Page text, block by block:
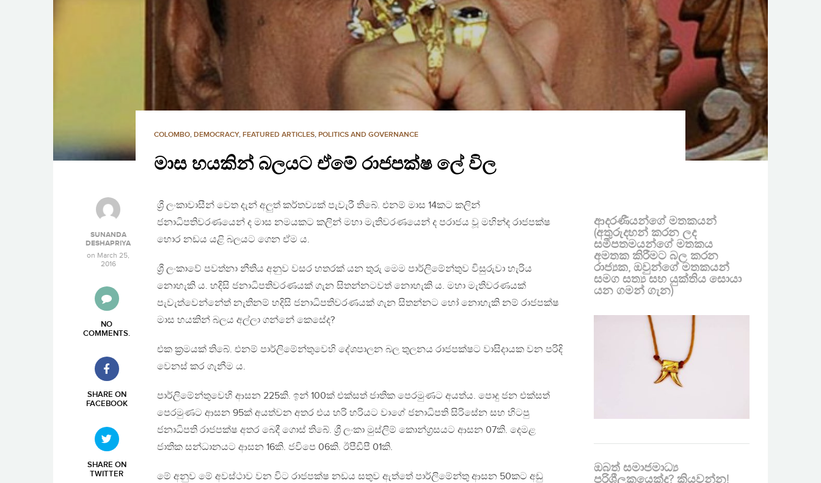
COLOMBO, DEMOCRACY, FEATURED ARTICLES, POLITICS AND GOVERNANCE
මාස හයකින් බලයට ඒමේ රාජපක්ෂ ලේ විල
SUNANDA
DESHAPRIYA
on March 25,
2016
NO
COMMENTS.
SHARE ON
FACEBOOK
SHARE ON
TWITTER
ශ්‍රී ලංකාවාසීන් වෙත දැන් අලුත් කර්තව්‍යක් පැවැරී තිබේ. එනම් මාස 14කට කලින්
ජනාධිපතිවරණයෙන් ද මාස නමයකට කලින් මහා මැතිවරණයෙන් ද පරාජය වූ මහින්ද රාජපක්ෂ
හොර නඩය යළි බලයට ගෙන ඒම ය.
ශ්‍රී ලංකාවේ පවත්නා නීතිය අනුව වසර හතරක් යන තුරු මෙම පාර්ලිමේන්තුව විසුරුවා හැරිය
නොහැකි ය. හදිසි ජනාධිපතිවරණයක් ගැන සිතන්නටවත් නොහැකි ය. මහා මැතිවරණයක්
පැවැත්වෙන්නේත් නැතිනම් හදිසි ජනාධිපතිවරණයක් ගැන සිතන්නට හෝ නොහැකි නම් රාජපක්ෂ
මාස හයකින් බලය අල්ලා ගන්නේ කෙසේද?
එක ක්‍රමයක් තිබේ. එනම් පාර්ලිමේන්තුවෙහි දේශපාලන බල තුලනය රාජපක්ෂට වාසිදායක වන පරිදි
වෙනස් කර ගැනීම ය.
පාර්ලිමේන්තුවෙහි ආසන 225කි. ඉන් 100ක් එක්සත් ජාතික පෙරමුණට අයත්ය. පොදු ජන එක්සත්
පෙරමුණට ආසන 95ක් අයත්වන අතර එය හරි හරියට වාගේ ජනාධිපති සිරිසේන සහ හිටපු
ජනාධිපති රාජපක්ෂ අතර බෙදී ගොස් තිබේ. ශ්‍රී ලංකා මුස්ලිම් කොන්ග්‍රසයට ආසන 07කි. දෙමළ
ජාතික සන්ධානයට ආසන 16කි. ජවිපෙ 06කි. ඊපීඩීපී 01කි.
මේ අනුව මේ අවස්ථාව වන විට රාජපක්ෂ නඩය සතුව ඇත්තේ පාර්ලිමේන්තු ආසන 50කට අඩු
ආදරණීයන්ගේ මතකයන්
(අතුරුදහන් කරන ලද
සමීපතමයන්ගේ මතකය
අමතක කිරීමට බල කරන
රාජ්‍යක, ඔවුන්ගේ මතකයන්
සමග සත්‍ය සහ යුක්තිය සොයා
යන ගමන් ගැන)
ඔබත් සමාජමාධ්‍ය
පරිශීලකයෙක්ද? කියවන්න!